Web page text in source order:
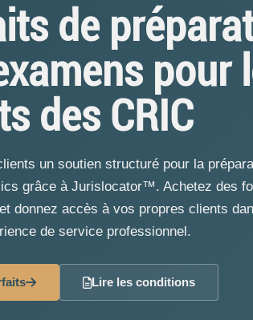
de
pour
des CRIC
un soutien structuré pour la
grâce à Jurislocator™. Achetez des
donnez accès à vos propres clients
de service professionnel.
Lire les conditions